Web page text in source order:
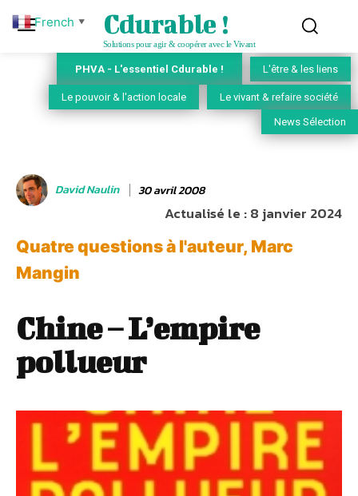
Cdurable !
Solutions pour agir & coopérer avec le Vivant
PHVA - L'essentiel Cdurable ! L'être & les liens
Le pouvoir & l'action locale Le vivant & refaire société
News Sélection
David Naulin 30 avril 2008
Actualisé le :8 janvier 2024
Quatre questions à l'auteur, Marc
Mangin
Chine – L’empire
pollueur
French ▼